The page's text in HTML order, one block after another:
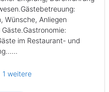
Wünsche, Anliegen
im Restaurant- und
1 weitere